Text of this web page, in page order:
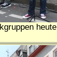
heute